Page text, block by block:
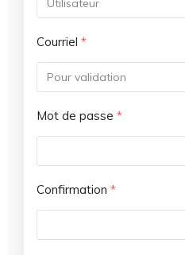
Courriel *
Mot de passe *
Confirmation *